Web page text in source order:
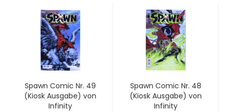
Spawn Comic Nr. 49
(Kiosk Ausgabe) von
Infinity
Spawn Comic Nr. 48
(Kiosk Ausgabe) von
Infinity